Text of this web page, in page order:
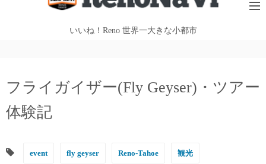
キ
プ
いいね！Reno 世界一大きな小都市
フライガイザー(Fly Geyser)・ツアー
体験記
event fly geyser Reno-Tahoe 観光